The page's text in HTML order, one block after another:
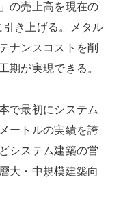
の売上高を現在の
き上げる。メタル
ナンスコストを削
期が実現できる。
で最初にシステム
ートルの実績を誇
システム建築の営
大・中規模建築向